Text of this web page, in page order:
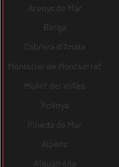
Arenys de Mar
Berga
Cabrera d´Anoia
Monistrol de Montserrat
Mollet del Vallès
Polinyà
Pineda de Mar
Alpens
Aiguafreda